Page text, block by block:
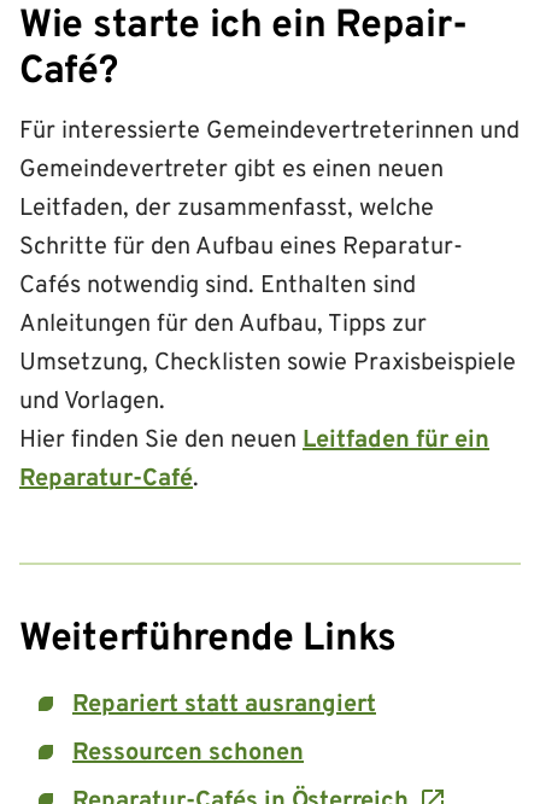
Wie starte ich ein Repair-
Café?
Für interessierte Gemeindevertreterinnen und
Gemeindevertreter gibt es einen neuen
Leitfaden, der zusammenfasst, welche
Schritte für den Aufbau eines Reparatur-
Cafés notwendig sind. Enthalten sind
Anleitungen für den Aufbau, Tipps zur
Umsetzung, Checklisten sowie Praxisbeispiele
und Vorlagen.
Hier finden Sie den neuen Leitfaden für ein
Reparatur-Café.
Weiterführende Links
Repariert statt ausrangiert
Ressourcen schonen